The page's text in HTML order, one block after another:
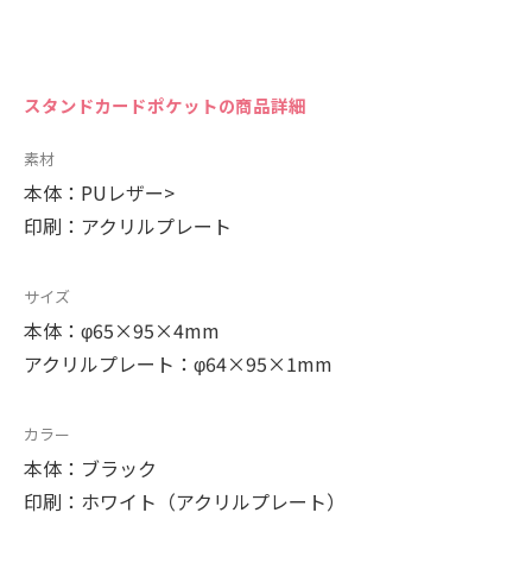
スタンドカードポケットの商品詳細
素材
本体：PUレザー>
印刷：アクリルプレート
サイズ
本体：φ65×95×4mm
アクリルプレート：φ64×95×1mm
カラー
本体：ブラック
印刷：ホワイト（アクリルプレート）